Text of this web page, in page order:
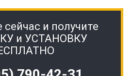
сейчас и получите
и УСТАНОВКУ